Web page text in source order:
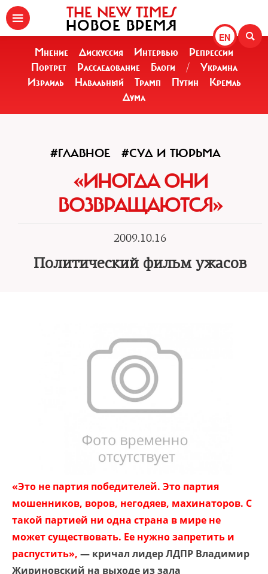
EN
THE NEW TIMES
НОВОЕ ВРЕМЯ
Мнение Дискуссия Интервью
Репрессии
Портрет
Расследование Блоги /
Украина
Израиль
Навальный Трамп Путин
Кремль
Дума
#ГЛАВНОЕ #СУД И ТЮРЬМА
«ИНОГДА ОНИ
ВОЗВРАЩАЮТСЯ»
2009.10.16
Политический фильм ужасов
«Это не партия победителей. Это партия
мошенников, воров, негодяев, махинаторов. С
такой партией ни одна страна в мире не
может существовать. Ее нужно запретить и
распустить», — кричал лидер ЛДПР Владимир
Жириновский на выходе из зала